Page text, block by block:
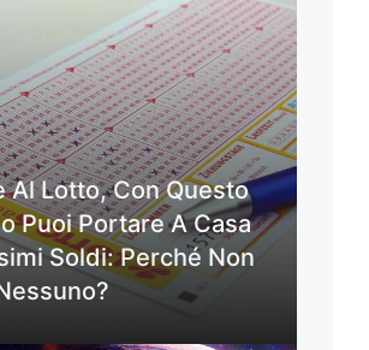
Al Lotto, Con Questo
Puoi Portare A Casa
Soldi: Perché Non